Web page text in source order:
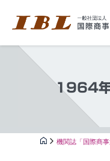
1964
機関誌「国際商事